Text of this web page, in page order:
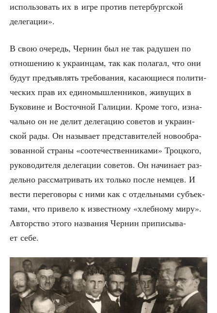
исполь­зо­вать их в игре про­тив петер­бург­ской
делегации».
В свою оче­редь, Чер­нин был не так раду­шен по
отно­ше­нию к укра­ин­цам, так как пола­гал, что они
будут предъ­яв­лять тре­бо­ва­ния, каса­ю­щи­е­ся поли­ти­
че­ских прав их еди­но­мыш­лен­ни­ков, живу­щих в
Буко­вине и Восточ­ной Гали­ции. Кро­ме того, изна­
чаль­но он не делит деле­га­цию сове­тов и укра­ин­
ской рады. Он назы­ва­ет пред­ста­ви­те­лей ново­об­ра­
зо­ван­ной стра­ны «сооте­че­ствен­ни­ка­ми» Троц­ко­го,
руко­во­ди­те­ля деле­га­ции сове­тов. Он начи­на­ет раз­
дель­но рас­смат­ри­вать их толь­ко после нем­цев. И
вести пере­го­во­ры с ними как с отдель­ны­ми субъ­ек­
та­ми, что при­ве­ло к извест­но­му «хлеб­но­му миру».
Автор­ство это­го назва­ния Чер­нин при­пи­сы­ва­
ет себе.